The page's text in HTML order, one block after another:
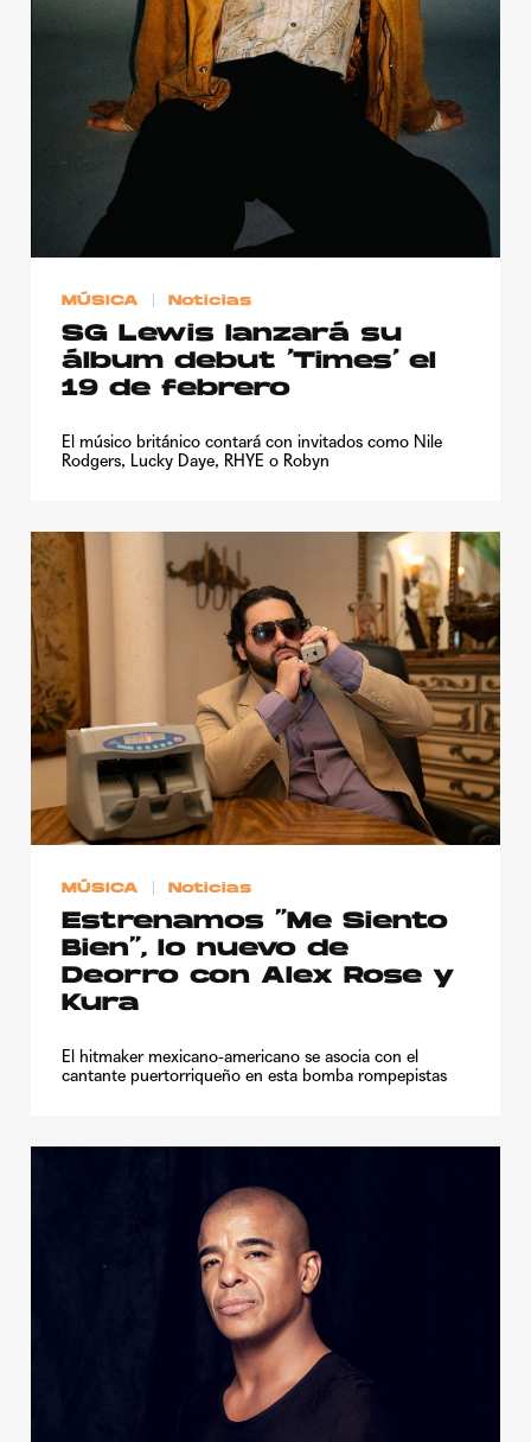
MÚSICA Noticias
SG Lewis lanzará su
álbum debut ‘Times’ el
19 de febrero
El músico británico contará con invitados como Nile
Rodgers, Lucky Daye, RHYE o Robyn
MÚSICA Noticias
Estrenamos “Me Siento
Bien”, lo nuevo de
Deorro con Alex Rose y
Kura
El hitmaker mexicano-americano se asocia con el
cantante puertorriqueño en esta bomba rompepistas